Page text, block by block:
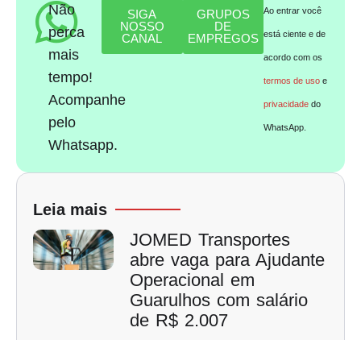
Não
perca
mais
tempo!
Acompanhe
pelo
Whatsapp.
SIGA
NOSSO
CANAL
GRUPOS
DE
EMPREGOS
Ao entrar você
está ciente e de
acordo com os
termos de uso e
privacidade do
WhatsApp.
Leia mais
JOMED Transportes
abre vaga para Ajudante
Operacional em
Guarulhos com salário
de R$ 2.007